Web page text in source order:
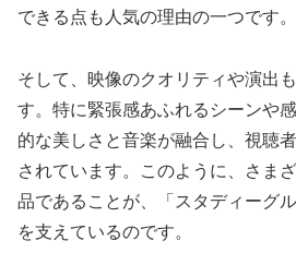
できる点も人気の理由の一つです。
そして、映像のクオリティや演出
す。特に緊張感あふれるシーンや
的な美しさと音楽が融合し、視聴
されています。このように、さま
品であることが、「スタディーグ
を支えているのです。